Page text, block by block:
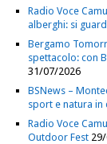
Radio Voce
alberghi: si
Bergamo
spettacolo: con
31/07/2026
BSNews –
sport e natura in
Radio Voce
Outdoor Fest